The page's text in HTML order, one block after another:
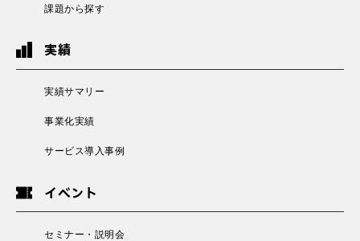
課題から探す
実績
実績サマリー
事業化実績
サービス導入事例
イベント
セミナー・説明会